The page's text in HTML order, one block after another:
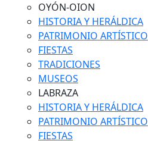
OYÓN-OION
HISTORIA Y HERÁLDICA
PATRIMONIO ARTÍSTICO
FIESTAS
TRADICIONES
MUSEOS
LABRAZA
HISTORIA Y HERÁLDICA
PATRIMONIO ARTÍSTICO
FIESTAS